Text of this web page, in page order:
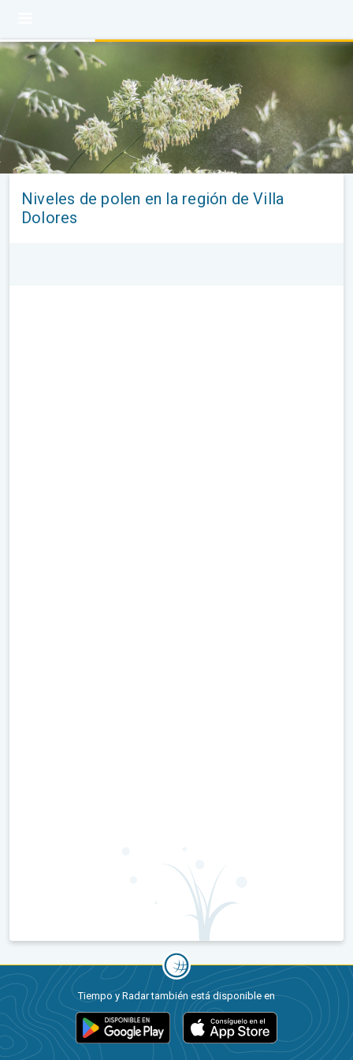
Niveles de polen en la región de Villa
Dolores
Tiempo y Radar también está disponible en